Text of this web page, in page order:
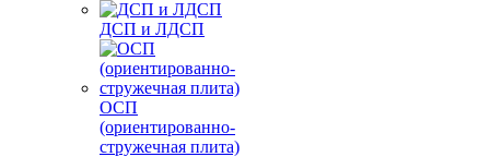
ДСП и ЛДСП
ОСП
(ориентированно-
стружечная плита)